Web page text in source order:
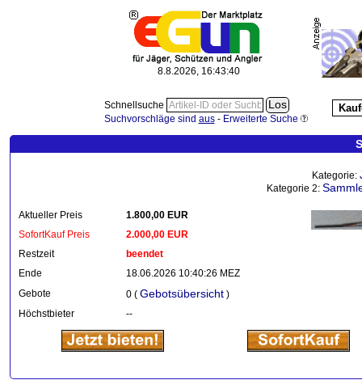
8.8.2026, 16:43:41
Schnellsuche
Suchvorschläge sind aus- Erweiterte Suche
Kategorie:
Kategorie 2:
Aktueller Preis
1.800,00 EUR
SofortKauf Preis
2.000,00 EUR
Restzeit
beendet
Ende
18.06.2026 10:40:26 MEZ
Gebote
0 ( Gebotsübersicht )
Höchstbieter
--